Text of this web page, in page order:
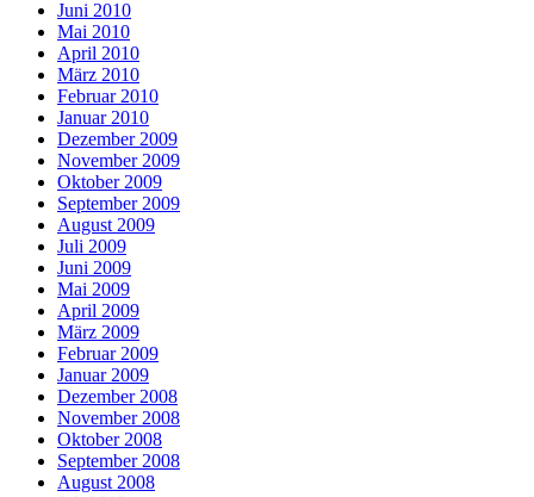
Juni 2010
Mai 2010
April 2010
März 2010
Februar 2010
Januar 2010
Dezember 2009
November 2009
Oktober 2009
September 2009
August 2009
Juli 2009
Juni 2009
Mai 2009
April 2009
März 2009
Februar 2009
Januar 2009
Dezember 2008
November 2008
Oktober 2008
September 2008
August 2008